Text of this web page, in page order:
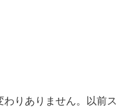
りありません。以前